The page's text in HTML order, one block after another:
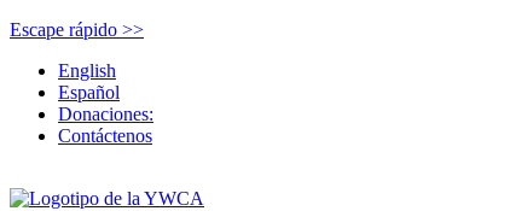
Escape rápido >>
English
Español
Donaciones:
Contáctenos